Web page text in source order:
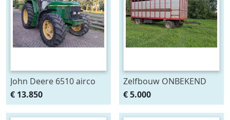
John Deere 6510 airco
(bj 1999)
€ 13.850
Zelfbouw ONBEKEND
Veewagen/aanhanger/
(bj 1991)
€ 5.000